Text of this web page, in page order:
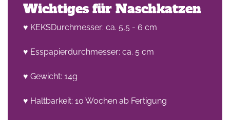
Wichtiges für Naschkatzen
♥ KEKSDurchmesser: ca. 5,5 - 6 cm
♥ Esspapierdurchmesser: ca. 5 cm
♥ Gewicht: 14g
♥ Haltbarkeit: 10 Wochen ab Fertigung